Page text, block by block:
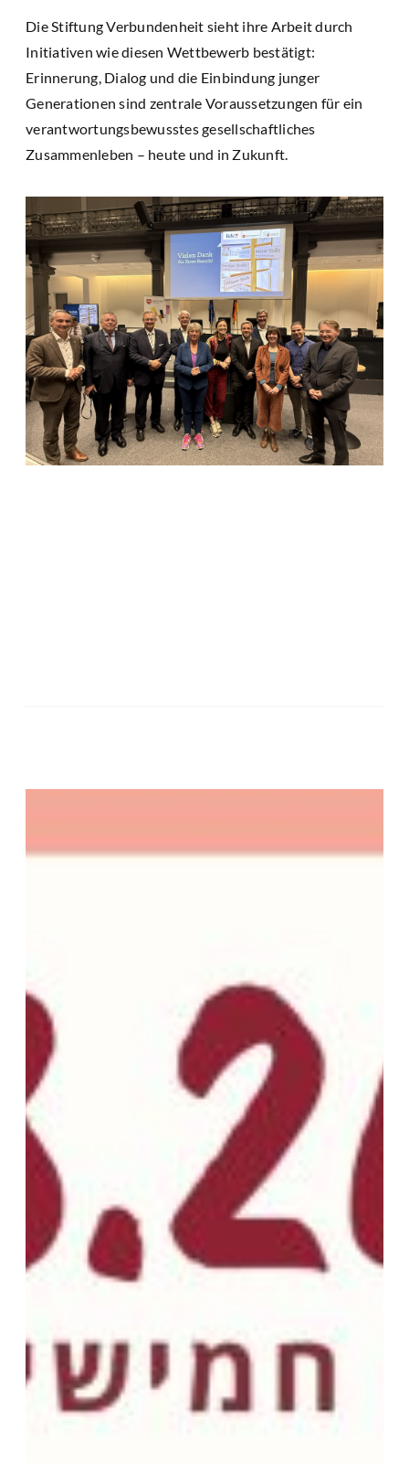
Die Stiftung Verbundenheit sieht ihre Arbeit durch
Initiativen wie diesen Wettbewerb bestätigt:
Erinnerung, Dialog und die Einbindung junger
Generationen sind zentrale Voraussetzungen für ein
verantwortungsbewusstes gesellschaftliches
Zusammenleben – heute und in Zukunft.